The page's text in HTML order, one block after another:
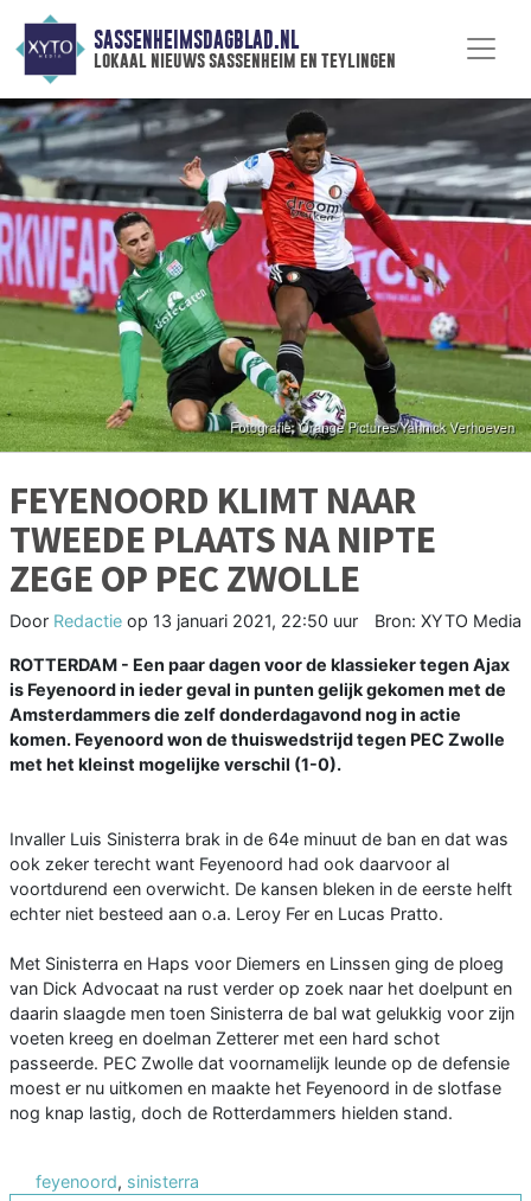
SASSENHEIMSDAGBLAD.NL
lokaal nieuws sassenheim en teylingen
FEYENOORD KLIMT NAAR
TWEEDE PLAATS NA NIPTE
ZEGE OP PEC ZWOLLE
Door Redactie op 13 januari 2021, 22:50 uur Bron: XYTO Media
ROTTERDAM - Een paar dagen voor de klassieker tegen Ajax
is Feyenoord in ieder geval in punten gelijk gekomen met de
Amsterdammers die zelf donderdagavond nog in actie
komen. Feyenoord won de thuiswedstrijd tegen PEC Zwolle
met het kleinst mogelijke verschil (1-0).
Invaller Luis Sinisterra brak in de 64e minuut de ban en dat was
ook zeker terecht want Feyenoord had ook daarvoor al
voortdurend een overwicht. De kansen bleken in de eerste helft
echter niet besteed aan o.a. Leroy Fer en Lucas Pratto.
Met Sinisterra en Haps voor Diemers en Linssen ging de ploeg
van Dick Advocaat na rust verder op zoek naar het doelpunt en
daarin slaagde men toen Sinisterra de bal wat gelukkig voor zijn
voeten kreeg en doelman Zetterer met een hard schot
passeerde. PEC Zwolle dat voornamelijk leunde op de defensie
moest er nu uitkomen en maakte het Feyenoord in de slotfase
nog knap lastig, doch de Rotterdammers hielden stand.
feyenoord, sinisterra